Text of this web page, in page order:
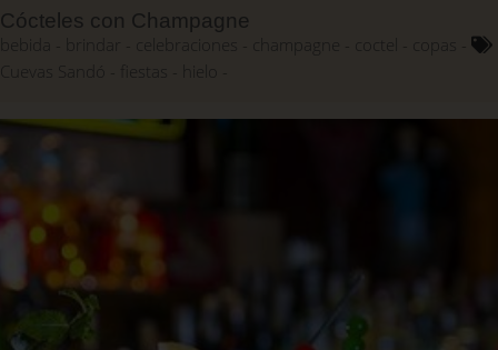
Cócteles con Champagne
bebida
celebraciones champagne coctel
Cuevas Sandó
fiestas hielo